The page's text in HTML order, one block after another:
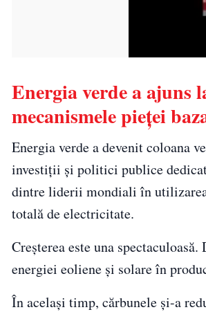
Energia verde a ajuns
mecanismele pieței
Energia verde a devenit coloana
investiții și politici publice
dintre liderii mondiali în
totală de electricitate.
Creșterea este una
energiei eoliene și solare în
În același timp, cărbunele și-a